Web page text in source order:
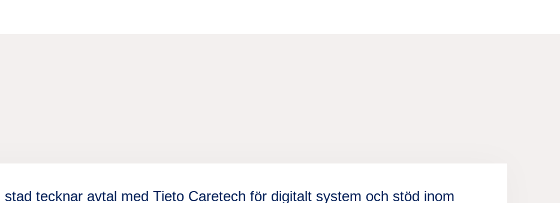
stad tecknar avtal med Tieto Caretech för digitalt system och stöd inom